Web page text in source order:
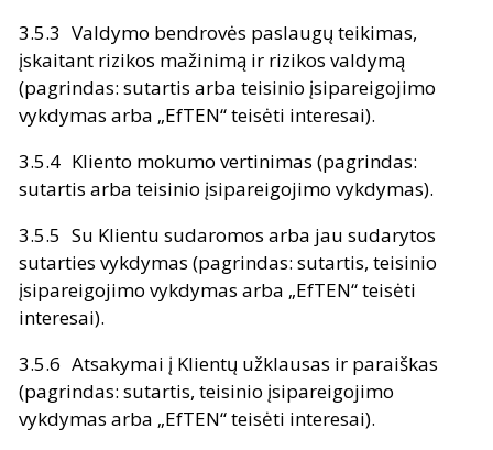
Valdymo bendrovės paslaugų teikimas,
įskaitant rizikos mažinimą ir rizikos valdymą
(pagrindas: sutartis arba teisinio įsipareigojimo
vykdymas arba „EfTEN“ teisėti interesai).
Kliento mokumo vertinimas (pagrindas:
sutartis arba teisinio įsipareigojimo vykdymas).
Su Klientu sudaromos arba jau sudarytos
sutarties vykdymas (pagrindas: sutartis, teisinio
įsipareigojimo vykdymas arba „EfTEN“ teisėti
interesai).
Atsakymai į Klientų užklausas ir paraiškas
(pagrindas: sutartis, teisinio įsipareigojimo
vykdymas arba „EfTEN“ teisėti interesai).